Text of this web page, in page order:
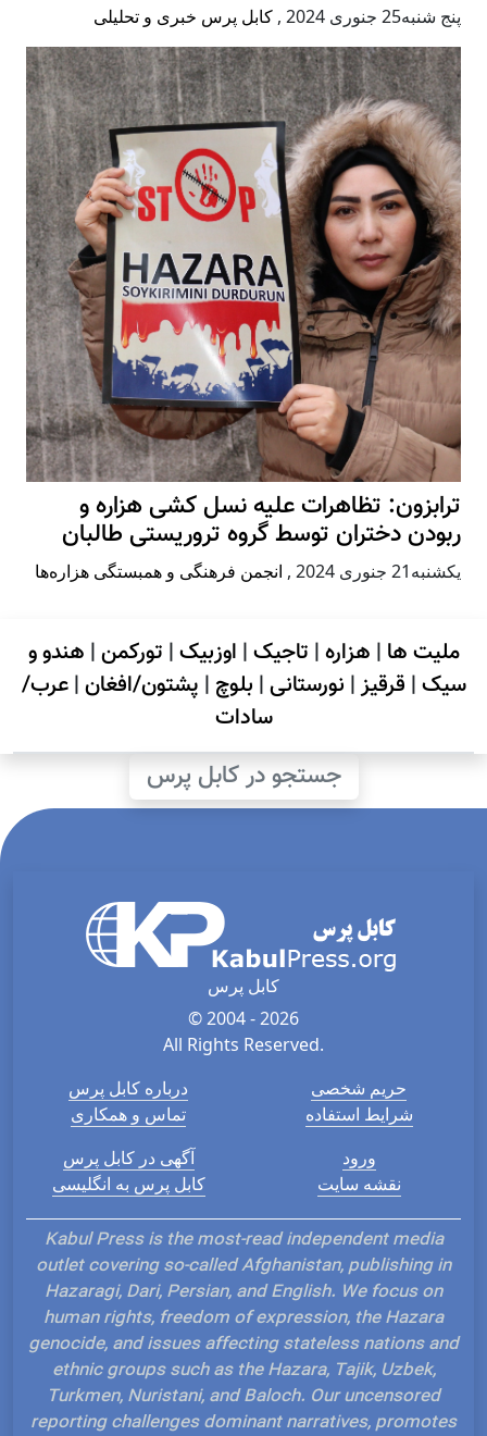
پنج شنبه25 جنوری 2024 , کابل پرس خبری و تحلیلی
ترابزون: تظاهرات علیه نسل کشی هزاره و
ربودن دختران توسط گروه تروریستی طالبان
يكشنبه21 جنوری 2024 , انجمن فرهنگی و همبستگی هزاره‌ها
ملیت ها | هزاره| تاجیک| اوزبیک| تورکمن| هندو و
سیک| قرقیز| نورستانی| بلوچ | پشتون/افغان|عرب/
سادات
جستجو در کابل پرس
کابل پرس
© 2004 - 2026
All Rights Reserved.
درباره کابل پرس
تماس و همکاری
حریم شخصی
شرایط استفاده
آگهی در کابل پرس
کابل پرس به انگلیسی
ورود
نقشه سایت
Kabul Press is the most-read independent media
outlet covering so-called Afghanistan, publishing in
Hazaragi, Dari, Persian, and English. We focus on
human rights, freedom of expression, the Hazara
genocide, and issues affecting stateless nations and
ethnic groups such as the Hazara, Tajik, Uzbek,
Turkmen, Nuristani, and Baloch. Our uncensored
reporting challenges dominant narratives, promotes